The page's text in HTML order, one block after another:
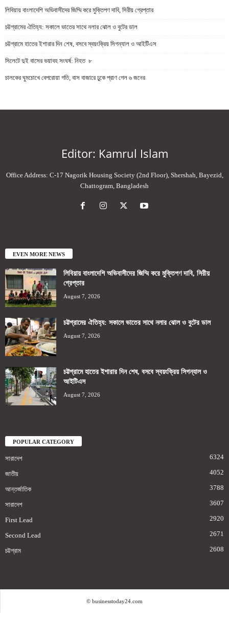
লিবিয়ায় বাংলাদেশি অভিবাসীদের জিম্মি করে মুক্তিপণ দাবি, সিরীয় গ্রেপ্তার
চট্টগ্রামের ঐতিহ্য: সকালে ভাতের সাথে নলার ঝোল ও বুটের ডাল
চট্টগ্রামে হাতের ইশারার দিন শেষ, বসবে স্বয়ংক্রিয় সিগন্যাল ও আইটিএস
সিলেটে দুই বাসের ভয়াবহ সংঘর্ষ: নিহত ৮
চালকের ঘুমচোখে বেপরোয়া গতি, বাস বাজারে ঢুকে প্রাণ গেল ৬ জনের
Editor: Kamrul Islam
Office Address: C-17 Nagorik Housing Society (2nd Floor), Shershah, Bayezid,
Chattogram, Bangladesh
EVEN MORE NEWS
লিবিয়ায় বাংলাদেশি অভিবাসীদের জিম্মি করে মুক্তিপণ দাবি, সিরীয়
গ্রেপ্তার
August 7, 2026
চট্টগ্রামের ঐতিহ্য: সকালে ভাতের সাথে নলার ঝোল ও বুটের ডাল
August 7, 2026
চট্টগ্রামে হাতের ইশারার দিন শেষ, বসবে স্বয়ংক্রিয় সিগন্যাল ও
আইটিএস
August 7, 2026
POPULAR CATEGORY
সারাদেশ 6324
জাতীয় 4052
আন্তর্জাতিক 3788
সারাদেশ 3607
First Lead 2920
Second Lead 2671
চট্টগ্রাম 2608
© businesstoday24.com